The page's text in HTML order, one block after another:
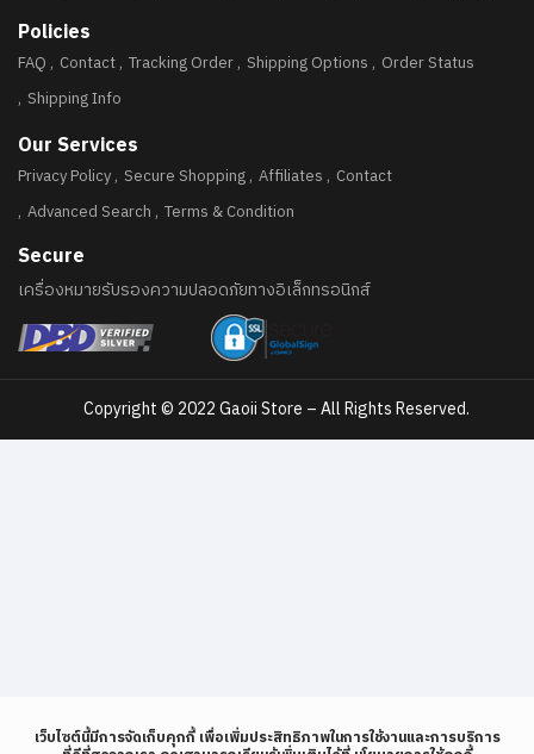
Policies
FAQ Contact Tracking Order Shipping Options Order Status
Shipping Info
Our Services
Privacy Policy Secure Shopping Affiliates Contact
Advanced Search Terms & Condition
Secure
เครื่องหมายรับรองความปลอดภัยทางอิเล็กทรอนิกส์
Copyright © 2022 Gaoii Store – All Rights Reserved.
เว็บไซต์นี้มีการจัดเก็บคุกกี้ เพื่อเพิ่มประสิทธิภาพในการใช้งานและการบริการ